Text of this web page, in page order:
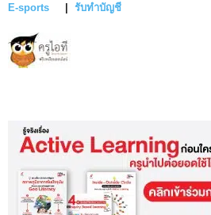
E-sports รับทำบัญชี